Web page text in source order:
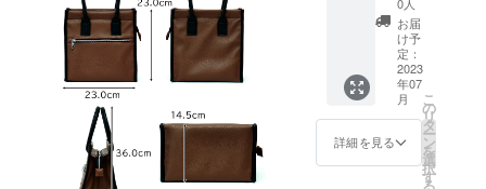
年7月中
旬よ
り、お
申込み
順に発
送のス
タート
してお
りま
いと実
際の革
色が異
なる場
合がご
ざいま
す。 ※
革はそ
の時の
等、変
更にな
る場合
がござ
いま
す。 ※
想定以
上の受
込）で
ご提供
【商品
単品
5300 ＋
送料600
=
5900（
6490）
(税込)】
お届
け予
定：
2023
年07
月
詳細を見る
こ
の
リ
タ
ー
ン
を
選
択
す
る